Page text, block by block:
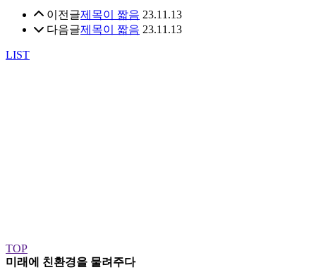
이전글제목이 짧음 23.11.13
다음글제목이 짧음 23.11.13
LIST
TOP
미래에 친환경을 물려주다